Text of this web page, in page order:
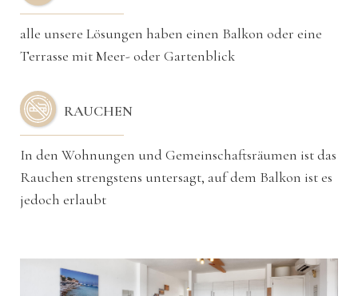
alle unsere Lösungen haben einen Balkon oder eine
Terrasse mit Meer- oder Gartenblick
RAUCHEN
In den Wohnungen und Gemeinschaftsräumen ist das
Rauchen strengstens untersagt, auf dem Balkon ist es
jedoch erlaubt